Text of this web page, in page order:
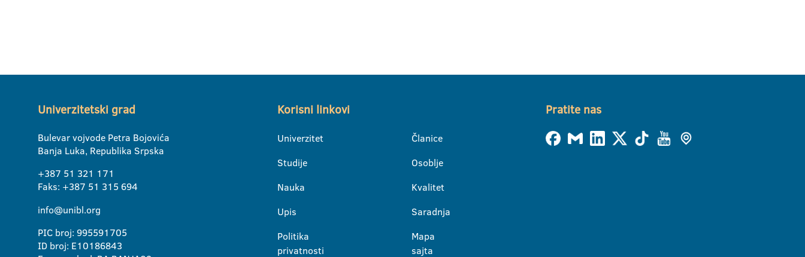
Univerzitetski grad
Bulevar vojvode Petra Bojovića
Banja Luka, Republika Srpska
+387 51 321 171
Faks: +387 51 315 694
info@unibl.org
PIC broj: 995591705
ID broj: E10186843
Korisni linkovi
Univerzitet
Studije
Nauka
Upis
Politika
privatnosti
Članice
Osoblje
Kvalitet
Saradnja
Mapa
sajta
Pratite nas